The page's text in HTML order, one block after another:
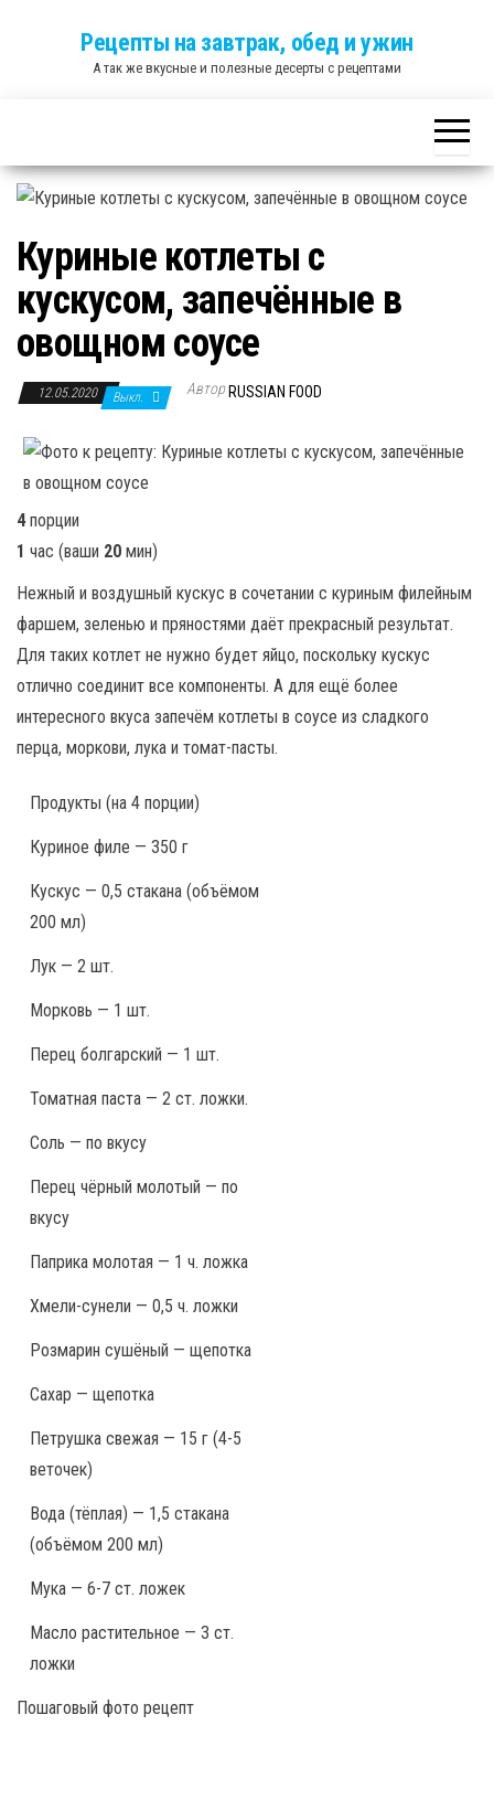
Рецепты на завтрак, обед и ужин
А так же вкусные и полезные десерты с рецептами
Куриные котлеты с
кускусом, запечённые в
овощном соусе
12.05.2020 Выкл. Автор RUSSIAN FOOD
4 порции
1 час (ваши 20 мин)
Нежный и воздушный кускус в сочетании с куриным филейным
фаршем, зеленью и пряностями даёт прекрасный результат.
Для таких котлет не нужно будет яйцо, поскольку кускус
отлично соединит все компоненты. А для ещё более
интересного вкуса запечём котлеты в соусе из сладкого
перца, моркови, лука и томат-пасты.
Продукты (на 4 порции)
Куриное филе — 350 г
Кускус — 0,5 стакана (объёмом
200 мл)
Лук — 2 шт.
Морковь — 1 шт.
Перец болгарский — 1 шт.
Томатная паста — 2 ст. ложки.
Соль — по вкусу
Перец чёрный молотый — по
вкусу
Паприка молотая — 1 ч. ложка
Хмели-сунели — 0,5 ч. ложки
Розмарин сушёный — щепотка
Сахар — щепотка
Петрушка свежая — 15 г (4-5
веточек)
Вода (тёплая) — 1,5 стакана
(объёмом 200 мл)
Мука — 6-7 ст. ложек
Масло растительное — 3 ст.
ложки
Пошаговый фото рецепт